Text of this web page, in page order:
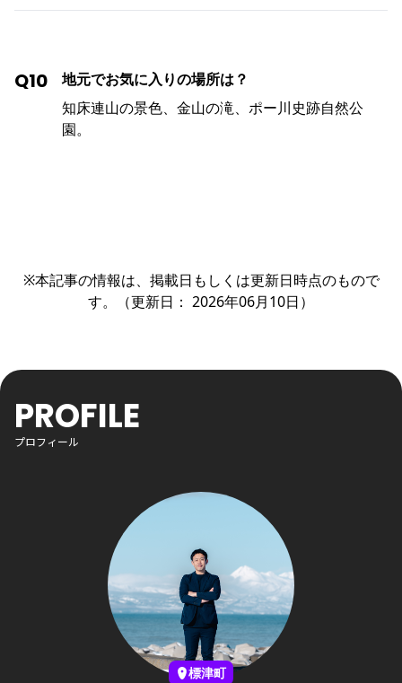
Q10
地元でお気に入りの場所は？
知床連山の景色、金山の滝、ポー川史跡自然公
園。
※本記事の情報は、掲載日もしくは更新日時点のもので
す。（更新日： 2026年06月10日）
PROFILE
プロフィール
標津町